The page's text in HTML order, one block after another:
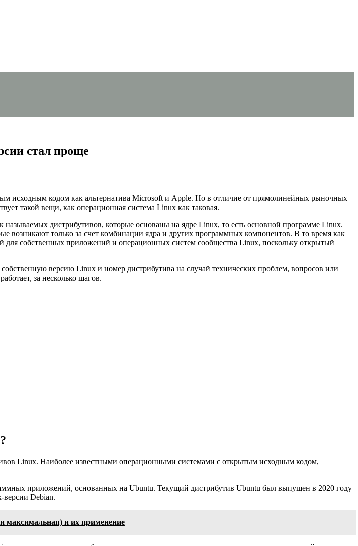
стал проще
исходным кодом как альтернатива Microsoft и Apple. Но в отличие от прямолинейных рыночных
такой вещи, как операционная система Linux как таковая.
дистрибутивов, которые основаны на ядре Linux, то есть основной программе Linux.
только за счет комбинации ядра и других программных компонентов. В то время как
собственных приложений и операционных систем сообщества Linux, поскольку открытый
версию Linux и номер дистрибутива на случай технических проблем, вопросов или
за несколько шагов.
Linux. Наиболее известными операционными системами с открытым исходным кодом,
приложений, основанных на Ubuntu. Текущий дистрибутив Ubuntu был выпущен в 2020 году
версии Debian.
максимальная) и их применение